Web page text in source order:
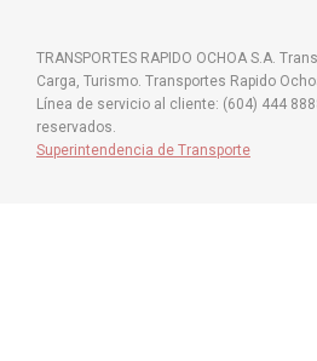
TRANSPORTES RAPIDO OCHOA S.A.
Carga, Turismo. Transportes Rapido
Línea de servicio al cliente: (604) 444
reservados.
Superintendencia de Transporte